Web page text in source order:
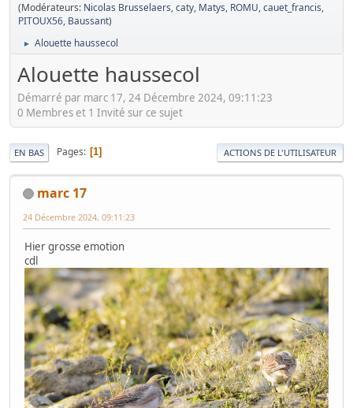
(Modérateurs: Nicolas Brusselaers,caty, Matys, ROMU,cauet_francis,
PITOUX56, Baussant)
► Alouette haussecol
Alouette haussecol
Démarré par marc 17, 24 Décembre 2024, 09:11:23
0 Membres et 1 Invité sur ce sujet
EN BAS Pages 1 ACTIONS DE L'UTILISATEUR
marc 17
24 Décembre 2024, 09:11:23
Hier grosse emotion
cdl